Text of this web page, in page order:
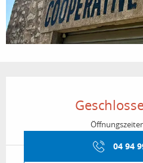
04 94